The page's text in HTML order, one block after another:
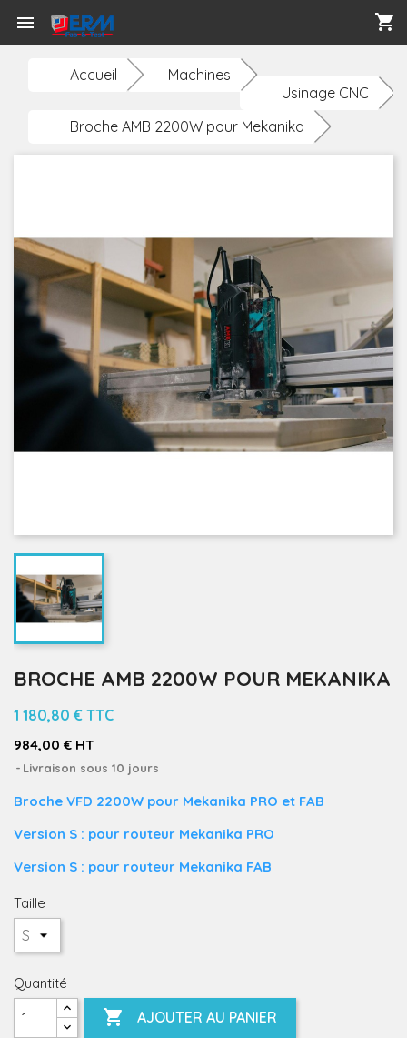
 shopping_cart
Accueil
Machines
Usinage CNC
Broche AMB 2200W pour Mekanika
BROCHE AMB 2200W POUR MEKANIKA
1 180,80 € TTC
984,00 € HT
Livraison sous 10 jours
Broche VFD 2200W pour Mekanika PRO et FAB
Version S : pour routeur Mekanika PRO
Version S : pour routeur Mekanika FAB
Taille
Quantité
 AJOUTER AU PANIER